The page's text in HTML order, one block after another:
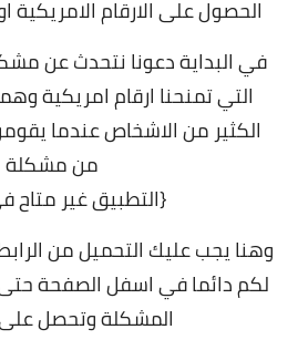
الحصول على الارقام الامريكية
في البداية دعونا نتحدث عن
التي تمنحنا ارقام امريكية
الكثير من الاشخاص عندما
من مشكلة
{التطبيق غير متاح
وهنا يجب عليك التحميل من
لكم دائما في اسفل الصفحة
المشكلة وتحصل